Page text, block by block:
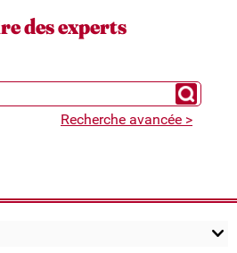
des experts
Chercher
Recherche avancée >